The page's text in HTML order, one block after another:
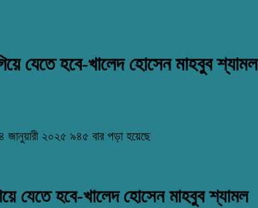
যেতে হবে-খালেদ হোসেন মাহবুব শ্যামল
২০২৫ ৯৪৫ বার পড়া হয়েছে
যেতে হবে-খালেদ হোসেন মাহবুব শ্যামল